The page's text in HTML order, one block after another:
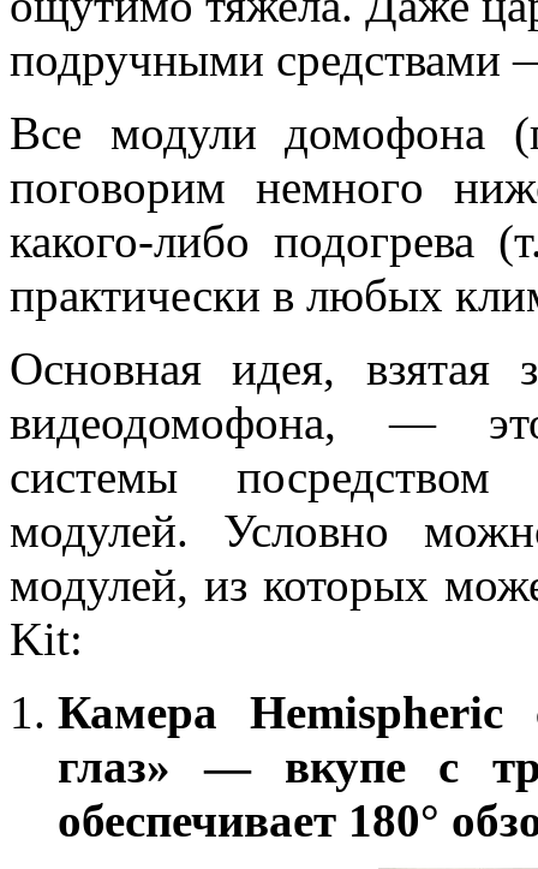
подручными средствами
Все модули домофона
поговорим немного
какого-либо подогрева
практически в любых
Основная идея, взятая
видеодомофона, —
системы посредством
модулей. Условно
модулей, из которых
Kit:
Камера
глаз» — вкупе с
обеспечивает 180°